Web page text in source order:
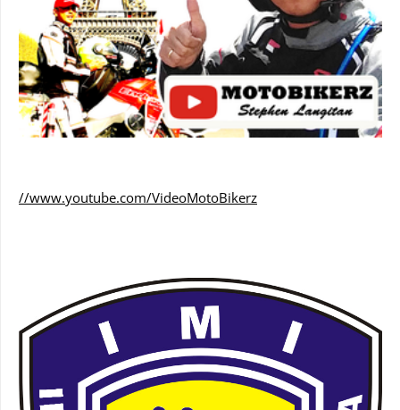
//www.youtube.com/VideoMotoBikerz